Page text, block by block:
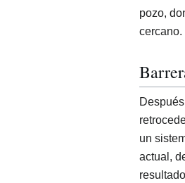
pozo,
cercano.
un
actual,